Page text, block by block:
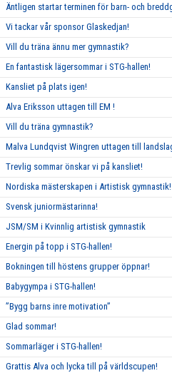
Äntligen startar terminen för barn- och
Vi tackar vår sponsor Glaskedjan!
Vill du träna ännu mer gymnastik?
En fantastisk lägersommar i STG-hallen!
Kansliet på plats igen!
Alva Eriksson uttagen till EM !
Vill du träna gymnastik?
Malva Lundqvist Wingren uttagen till
Trevlig sommar önskar vi på kansliet!
Nordiska mästerskapen i Artistisk gymnastik!
Svensk juniormästarinna!
JSM/SM i Kvinnlig artistisk gymnastik
Energin på topp i STG-hallen!
Bokningen till höstens grupper öppnar!
Babygympa i STG-hallen!
”Bygg barns inre motivation”
Glad sommar!
Sommarläger i STG-hallen!
Grattis Alva och lycka till på världscupen!